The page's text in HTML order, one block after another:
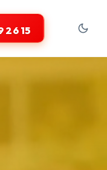
26 15